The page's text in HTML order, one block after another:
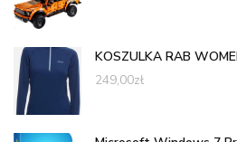
KOSZULKA RAB
249,00zł